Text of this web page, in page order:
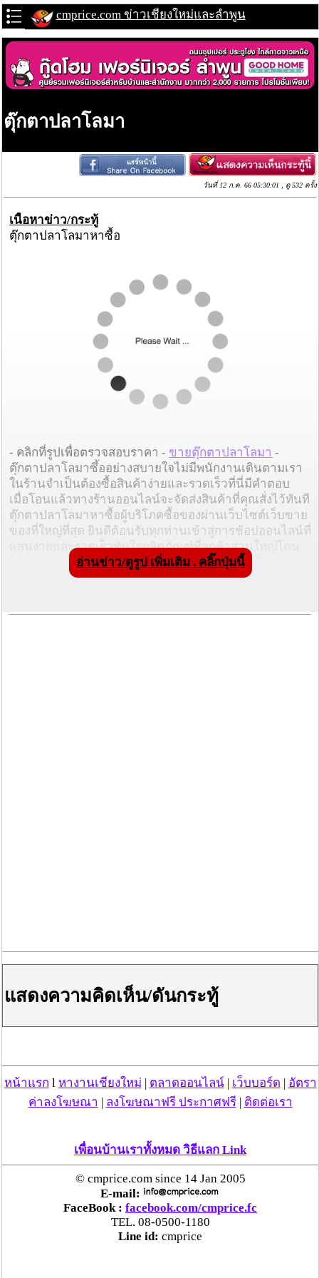
cmprice.com ข่าวเชียงใหม่และลำพูน
ตุ๊กตาปลาโลมา
วันที่ 12 ก.ค. 66 05:30:01 , ดู 532 ครั้ง
เนื้อหาข่าว/กระทู้
ตุ๊กตาปลาโลมาหาซื้อ
- คลิกที่รูปเพื่อตรวจสอบราคา - ขายตุ๊กตาปลาโลมา -
ตุ๊กตาปลาโลมาซึ้ออย่างสบายใจไม่มีพนักงานเดินตามเรา
ในร้านจำเป็นต้องซื้อสินค้าง่ายและรวดเร็วที่นี่มีคำตอบ
เมื่อโอนแล้วทางร้านออนไลน์จะจัดส่งสินค้าที่คุณสั่งไว้ทันที
ตุ๊กตาปลาโลมาหาซื้อผู้บริโภคซื้อของผ่านเว็บไซต์เว็บขาย
ของที่ใหญ่ที่สุด ยินดีต้อนรับทุกท่านเข้าสู่การช้อปออนไลน์ที่
แสนง่ายและรวดเร็วทันใจผลิตภัณฑ์ที่ลูกค้าส่วนใหญ่โดน
ใจและอยากได้ขายตุ๊กตาปลาโลมาเลือกshopvoเว็บขาย
ของดีๆเยอะแยะ ยุคนี้ช้อปปิ้งออนไลน์มีอยู่รอบตัวผู้ซื้อสั่งซื้อ
หวิดสูญเงินเกือบสองแสน โชคดีรู้ตัวเร็ว! รีบแจ้งตร.
ประสาน สตช.สายด่วน 1441 อายัดบัญชี-ตามเงินได้
คืนครบ
ตร.สภ.เมืองลำพูน ยึดยาบ้ากว่า 700 เม็ด หลังชาว
บ้านแจ้งพบถุงพลาสติกพันเทปสีดำต้องสงสัยในสวน
แม่สะเรียง ลุยตรวจ “สกุชชี่“ ของเล่นอันตราย พบไร้
มาตรฐานเสี่ยงอันตราย สั่งห้ามขาย-เตือนภัยผู้
อ่านข่าว/ดูรูป เพิ่มเติม . คลิ๊กปุ่มนี้
แสดงความคิดเห็น/ดันกระทู้
หน้าแรก l หางานเชียงใหม่ | ตลาดออนไลน์| เว็บบอร์ด | อัตรา
ค่าลงโฆษณา | ลงโฆษณาฟรี ประกาศฟรี| ติดต่อเรา
เพื่อนบ้านเราทั้งหมด วิธีแลก Link
© cmprice.com since 14 Jan 2005
E-mail:
FaceBook : facebook.com/cmprice.fc
TEL. 08-0500-1180
Line id: cmprice